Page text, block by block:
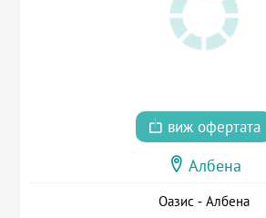
виж офертата
Албена
Оазис - Албена